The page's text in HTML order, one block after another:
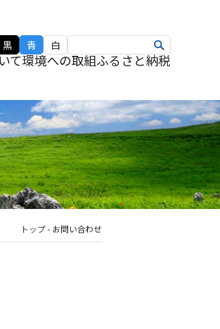
黒 青 白
て環境への取組ふるさと納税
トップ- お問い合わせ